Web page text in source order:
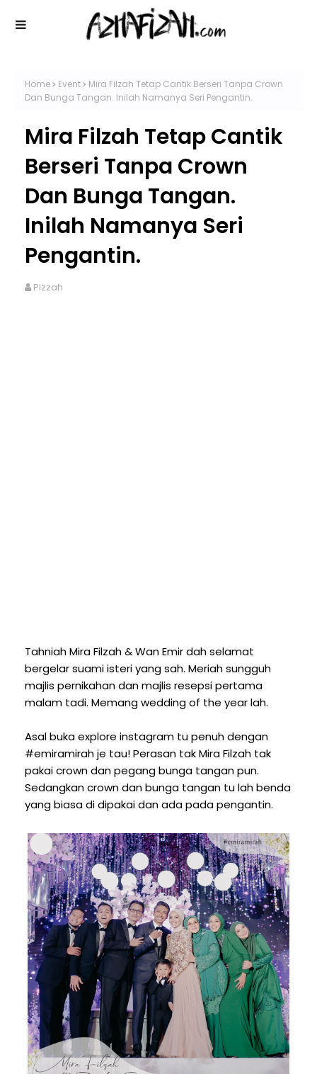
Home Event
Mira Filzah Tetap Cantik Berseri Tanpa Crown
Dan Bunga Tangan. Inilah Namanya Seri Pengantin.
Mira Filzah Tetap Cantik
Berseri Tanpa Crown
Dan Bunga Tangan.
Inilah Namanya Seri
Pengantin.
Pizzah
Tahniah Mira Filzah & Wan Emir dah selamat
bergelar suami isteri yang sah. Meriah sungguh
majlis pernikahan dan majlis resepsi pertama
malam tadi. Memang wedding of the year lah.
Asal buka explore instagram tu penuh dengan
#emiramirah je tau! Perasan tak Mira Filzah tak
pakai crown dan pegang bunga tangan pun.
Sedangkan crown dan bunga tangan tu lah benda
yang biasa di dipakai dan ada pada pengantin.